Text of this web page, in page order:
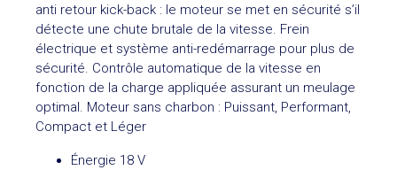
anti retour kick-back : le moteur se met en sécurité s’il
détecte une chute brutale de la vitesse. Frein
électrique et système anti-redémarrage pour plus de
sécurité. Contrôle automatique de la vitesse en
fonction de la charge appliquée assurant un meulage
optimal. Moteur sans charbon : Puissant, Performant,
Compact et Léger
Énergie 18 V